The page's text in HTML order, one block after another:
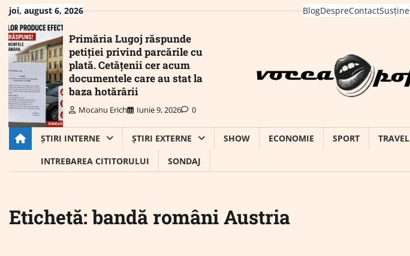
Skip
content
joi, august 6, 2026 BlogDespreContactSusține
Primăria Lugoj răspunde
petiției privind parcările cu
plată. Cetățenii cer acum
documentele care au stat la
baza hotărârii
Mocanu Erich Iunie 9, 2026 0
ȘTIRI INTERNE ȘTIRI EXTERNE SHOW ECONOMIE SPORT TRAVEL
INTREBAREA CITITORULUI
SONDAJ
Etichetă:bandă români Austria